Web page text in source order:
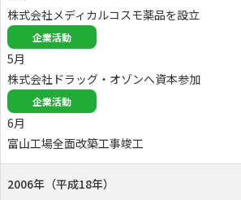
株式会社メディカルコスモ薬品を設立
企業活動
5月
株式会社ドラッグ・オゾンへ資本参加
企業活動
6月
富山工場全面改築工事竣工
2006年（平成18年）